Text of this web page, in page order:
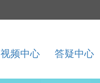
答疑中心
视频中心